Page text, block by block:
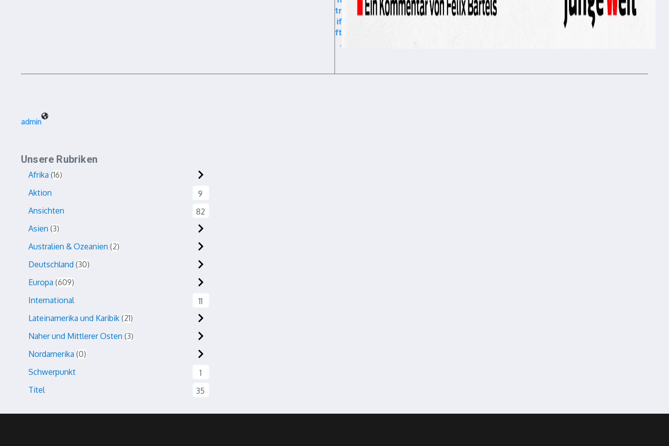
tr
if
ft
.
admin
Unsere Rubriken
Afrika 16
Aktion
9
Ansichten
82
Asien 3
Australien & Ozeanien 2
Deutschland 30
Europa 609
International
11
Lateinamerika und Karibik 21
Naher und Mittlerer Osten 3
Nordamerika 0
Schwerpunkt
1
Titel
35